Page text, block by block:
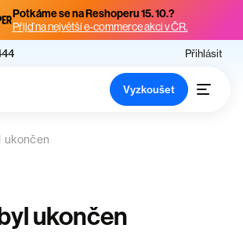
Potkáme se na Reshoperu 15. 10.?
Přijď na největší e-commerce akci v ČR.
Přihlásit
Vyzkoušet
ukončen
ukončen